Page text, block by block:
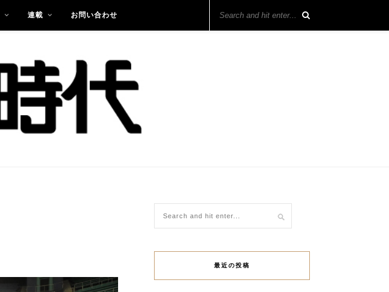
連載 お問い合わせ
最近の投稿